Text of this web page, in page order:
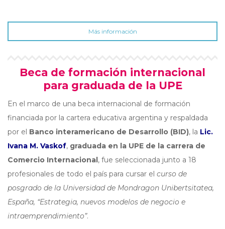
Más información
Beca de formación internacional
para graduada de la UPE
En el marco de una beca internacional de formación
financiada por la cartera educativa argentina y respaldada
por el Banco interamericano de Desarrollo (BID), la Lic.
Ivana M. Vaskof, graduada en la UPE de la carrera de
Comercio Internacional, fue seleccionada junto a 18
profesionales de todo el país para cursar el curso de
posgrado de la Universidad de Mondragon Unibertsitatea,
España, “Estrategia, nuevos modelos de negocio e
intraemprendimiento”.